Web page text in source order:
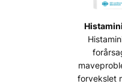
forvekslet